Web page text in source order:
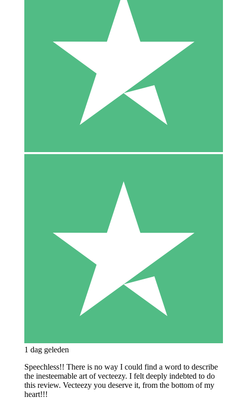
1 dag geleden
Speechless!! There is no way I could find a word to describe
the inesteemable art of vecteezy. I felt deeply indebted to do
this review. Vecteezy you deserve it, from the bottom of my
heart!!!